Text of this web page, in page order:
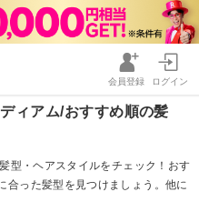
会員登録 ログイン
ィアム/おすすめ順の髪
型・ヘアスタイルをチェック！おす
合った髪型を見つけましょう。他に